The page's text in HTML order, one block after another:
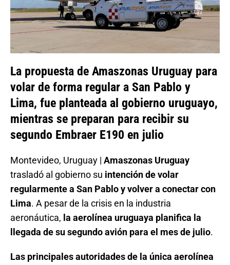
La propuesta de Amaszonas Uruguay para
volar de forma regular a San Pablo y
Lima, fue planteada al gobierno uruguayo,
mientras se preparan para recibir su
segundo Embraer E190 en julio
Montevideo, Uruguay | Amaszonas Uruguay
trasladó al gobierno su intención de volar
regularmente a San Pablo y volver a conectar con
Lima. A pesar de la crisis en la industria
aeronáutica, la aerolínea uruguaya planifica la
llegada de su segundo avión para el mes de julio.
Las principales autoridades de la única aerolínea